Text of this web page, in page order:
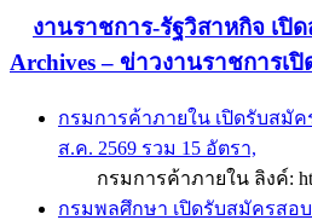
งานราชการ-รัฐวิสาหกิจ เปิ
Archives – ข่าวงานราชการเปิ
กรมการค้าภายใน เปิดรับสมั
ส.ค. 2569 รวม 15 อัตรา,
กรมการค้าภายใน ลิงค์:
กรมพลศึกษา เปิดรับสมัครสอ